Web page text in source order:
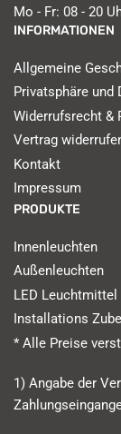
Mo - Fr: 08 - 20
INFORMATIONEN
Allgemeine
Privatsphäre und
Widerrufsrecht &
Vertrag
Kontakt
Impressum
PRODUKTE
Innenleuchten
Außenleuchten
LED Leuchtmittel
Installations
* Alle Preise
1) Angabe der